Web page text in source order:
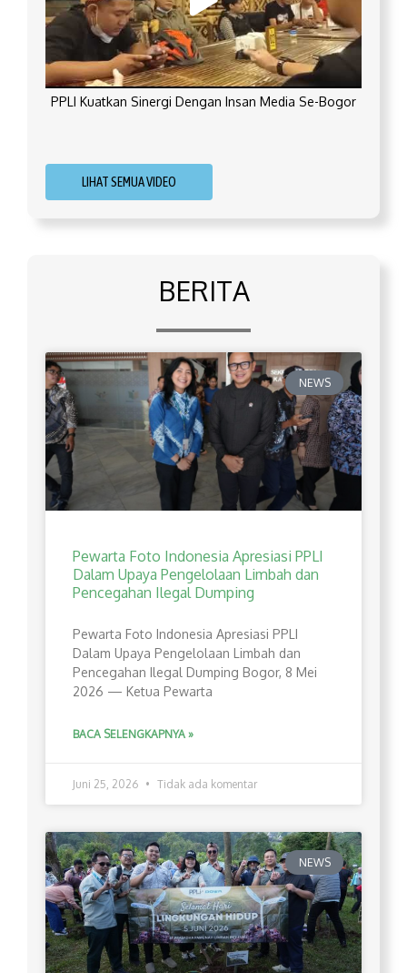
PPLI Kuatkan Sinergi Dengan Insan Media Se-Bogor
LIHAT SEMUA VIDEO
BERITA
NEWS
Pewarta Foto Indonesia Apresiasi PPLI
Dalam Upaya Pengelolaan Limbah dan
Pencegahan Ilegal Dumping
Pewarta Foto Indonesia Apresiasi PPLI
Dalam Upaya Pengelolaan Limbah dan
Pencegahan Ilegal Dumping Bogor, 8 Mei
2026 — Ketua Pewarta
BACA SELENGKAPNYA »
Juni 25, 2026 Tidak ada komentar
NEWS